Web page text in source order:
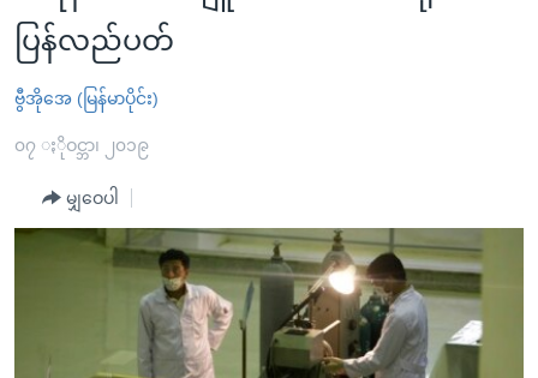
သည့်
Link
များ
ပင်မ
ကမ္ဘာ့သတင်းများ
နိုင်ငံတကာ
အစ္စရေး-ပါလက်စတိုင်း
ဗွီဒီယို
အင်္ဂလိပ်စာလေ့လာမယ်
အမေရိကန်သုံးအီဒီယံ
မကြေးမုံရဲ့ အင်္ဂလိပ်စာ
ရုပ်ရှင်ထဲက အင်္ဂလိပ်စာ
အပတ်စဉ်ကဏ္ဍများ
ရေဒီယိုနှင့်ရုပ်သံ အချက်အလက်များ
ရေဒီယို/တီဗွီအစီအစဉ်
ပြန်လည်ပတ်
ဗွီအိုအေ (မြန်မာပိုင်း)
၀၇ ႏိုဝင္ဘာ၊ ၂၀၁၉
မျှဝေပါ